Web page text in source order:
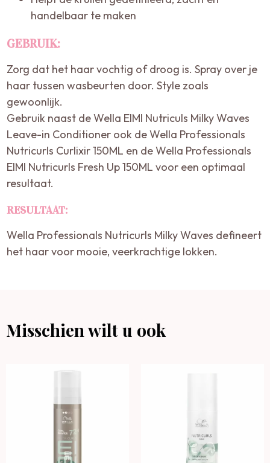
handelbaar te maken
GEBRUIK:
Zorg dat het haar vochtig of droog is. Spray over je
haar tussen wasbeurten door. Style zoals
gewoonlijk.
Gebruik naast de Wella EIMI Nutriculs Milky Waves
Leave-in Conditioner ook de Wella Professionals
Nutricurls Curlixir 150ML en de Wella Professionals
EIMI Nutricurls Fresh Up 150ML voor een optimaal
resultaat.
RESULTAAT:
Wella Professionals Nutricurls Milky Waves defineert
het haar voor mooie, veerkrachtige lokken.
Misschien wilt u ook